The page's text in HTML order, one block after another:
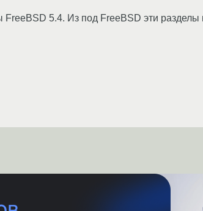
5.4. Из под FreeBSD эти